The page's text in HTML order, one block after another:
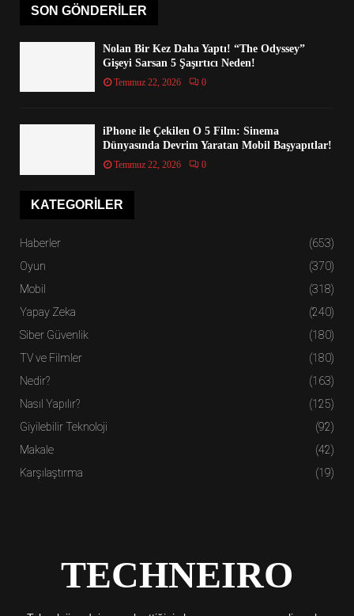
SON GÖNDERILER
Nolan Bir Kez Daha Yaptı! “The Odyssey”
Gişeyi Sarsan 5 Şaşırtıcı Neden!
Temmuz 22, 2026 0
iPhone ile Çekilen O 5 Film: Sinema
Dünyasında Devrim Yaratan Mobil Başyapıtlar!
Temmuz 22, 2026 0
KATEGORILER
Haberler
(653)
Oyun
(370)
Mobil
(318)
Yapay Zeka
(240)
Siber Güvenlik
(180)
TV ve Filmler
(180)
Nedir?
(163)
Nasıl Yapılır?
(125)
Giyilebilir Teknoloji
(92)
Makale
(42)
Karşılaştırma
(19)
TECHNEIRO